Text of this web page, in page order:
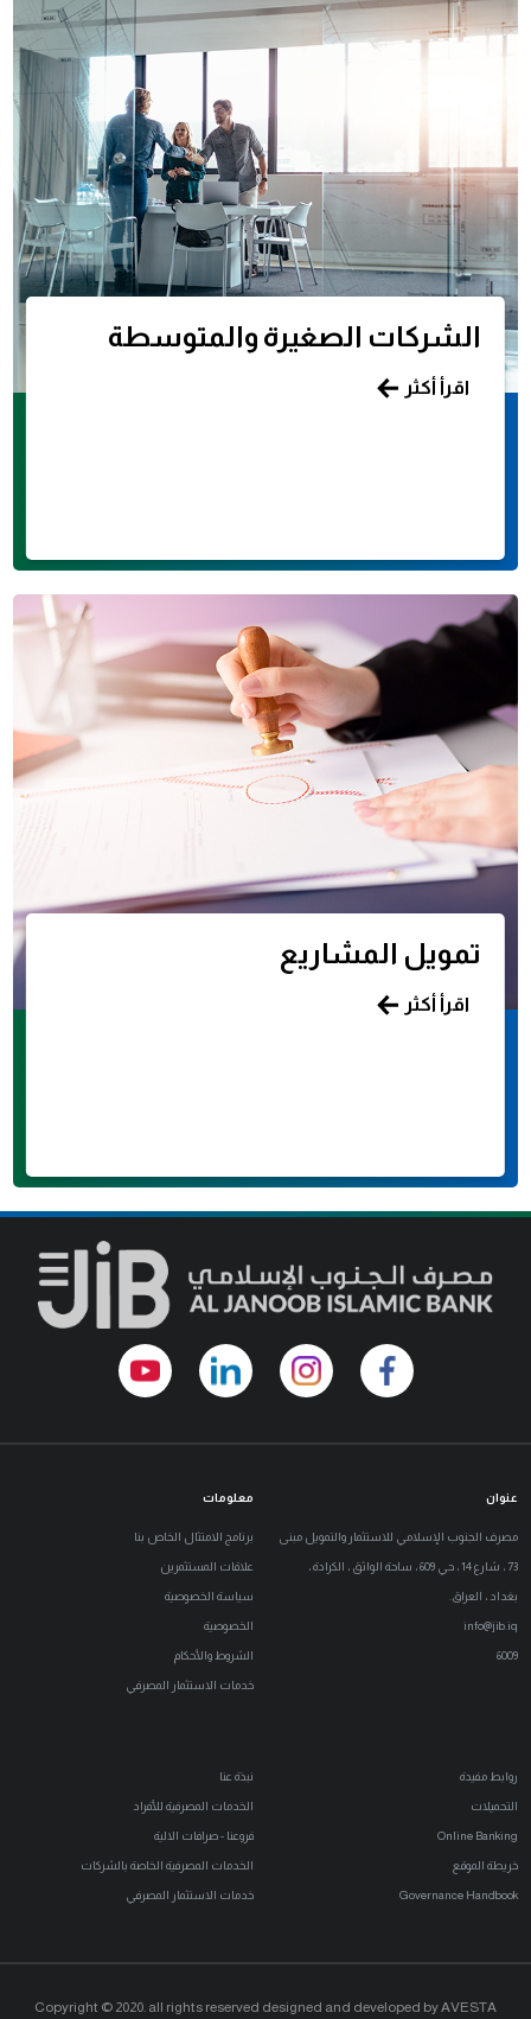
الشركات الصغيرة والمتوسطة
اقرأ أكثر
تمويل المشاريع
اقرأ أكثر
عنوان
مصرف الجنوب الإسلامي للاستثمار والتمويل مبنى
73 ، شارع 14 ، حي 609 ، ساحة الواثق ، الكرادة ،
بغداد ، العراق.
info@jib.iq
6009
معلومات
برنامج الامتثال الخاص بنا
علاقات المستثمرين
سياسة الخصوصية
الخصوصية
الشروط والأحكام
خدمات الاستثمار المصرفي
روابط مفيدة
التحميلات
Online Banking
خريطة الموقع
Governance Handbook
نبذة عنا
الخدمات المصرفية للأفراد
فروعنا - صرافات الالية
الخدمات المصرفية الخاصة بالشركات
خدمات الاستثمار المصرفي
Copyright © 2020. all rights reserved designed and developed by AVESTA